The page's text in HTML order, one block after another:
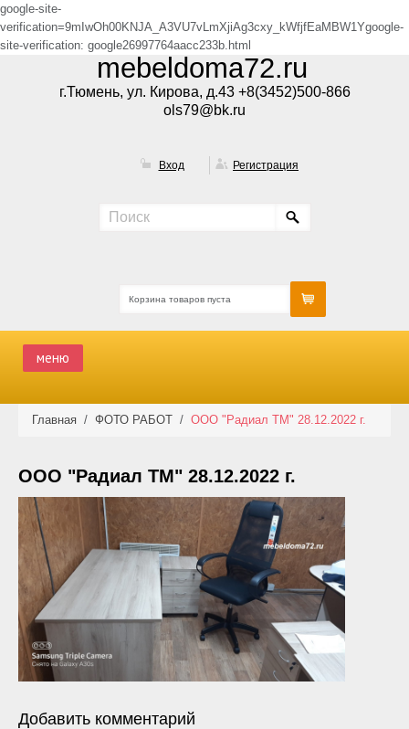
google-site-
verification=9mIwOh00KNJA_A3VU7vLmXjiAg3cxy_kWfjfEaMBW1Ygoogle-
site-verification: google26997764aacc233b.html
mebeldoma72.ru
г.Тюмень, ул. Кирова, д.43 +8(3452)500-866
ols79@bk.ru
Вход Регистрация
Корзина товаров пуста
меню
НОВИНКИ
АКЦИИ
ФОТО РАБОТ
УСЛУГИ
КОНТАКТЫ
Главная / ФОТО РАБОТ / ООО "Радиал ТМ" 28.12.2022 г.
ООО "Радиал ТМ" 28.12.2022 г.
Добавить комментарий